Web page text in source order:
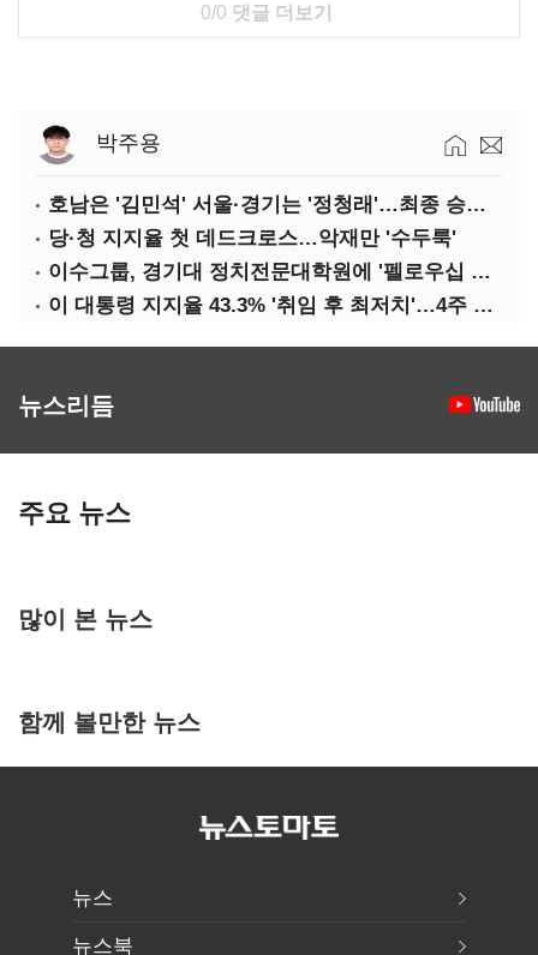
0/0 댓글 더보기
박주용
호남은 '김민석' 서울·경기는 '정청래'…최종 승자는 '안갯속'
당·청 지지율 첫 데드크로스…악재만 '수두룩'
이수그룹, 경기대 정치전문대학원에 '펠로우십 기금' 3900만원 출연
이 대통령 지지율 43.3% '취임 후 최저치'…4주 연속 '하락'
뉴스리듬
주요 뉴스
많이 본 뉴스
함께 볼만한 뉴스
뉴스
뉴스북